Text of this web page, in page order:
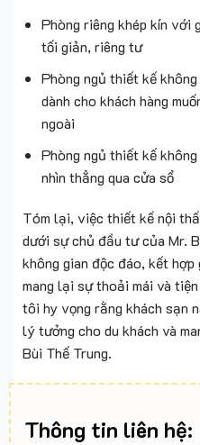
Phòng riêng khép kín với
tối giản, riêng tư
Phòng ngủ thiết kế
dành cho khách hàng
ngoài
Phòng ngủ thiết kế
nhìn thẳng qua cửa sổ
Tóm lại, việc thiết kế nội
dưới sự chủ đầu tư của Mr.
không gian độc đáo, kết
mang lại sự thoải mái và
tôi hy vọng rằng khách sạn
lý tưởng cho du khách và
Bùi Thế Trung.
Thông tin liên hệ: